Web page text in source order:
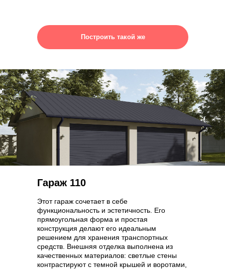
Этот гараж сочетает в себе
функциональность и эстетичность. Его
прямоугольная форма и простая
конструкция делают его идеальным
решением для хранения транспортных
средств. Внешняя отделка выполнена из
качественных материалов: светлые стены
контрастируют с темной крышей и воротами,
Гараж 110
Построить такой же